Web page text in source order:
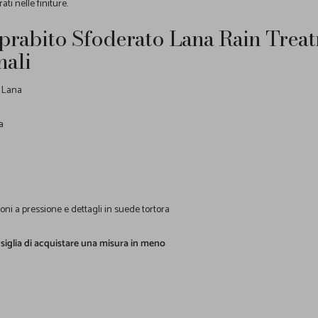
nelle finiture.
Sfoderato Lana Rain
a pressione e dettagli in suede tortora
di acquistare una misura in meno